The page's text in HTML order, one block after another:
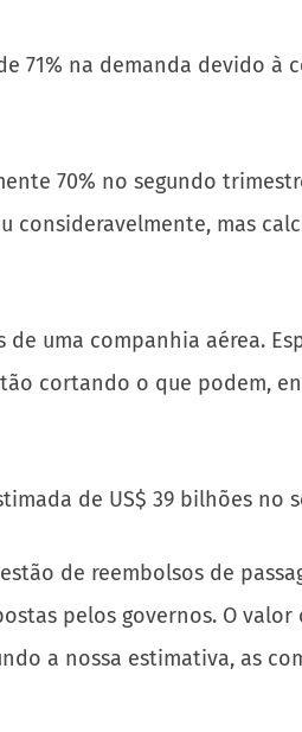
71% na demanda devido
70% no segundo
mas
uma companhia aérea.
cortando o que podem,
de US$ 39 bilhões no
de reembolsos de
pelos governos. O
a nossa estimativa, as